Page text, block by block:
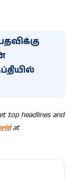
top headlines and
at